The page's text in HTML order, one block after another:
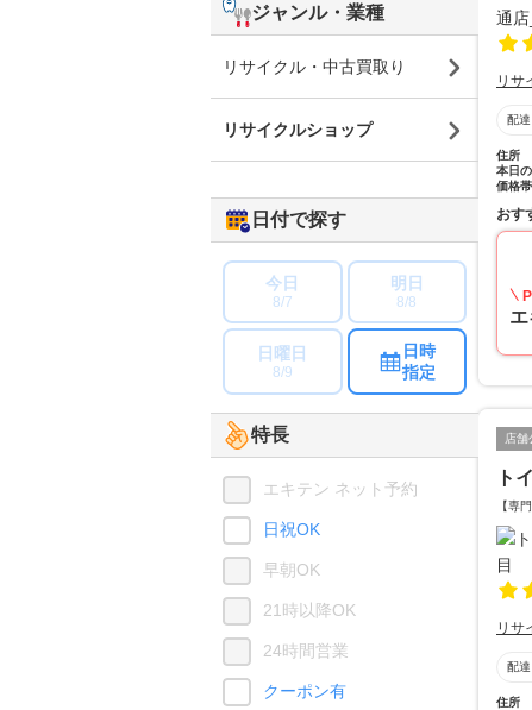
リサ
配
住所
本日
価格帯
おす
店舗
ト
【専
リサ
配
住所
ジャンル・業種
リサイクル・中古買取り
リサイクルショップ
日付で探す
今日
8/7
明日
8/8
日曜日
8/9
日時
指定
特長
エキテン ネット予約
日祝OK
早朝OK
21時以降OK
24時間営業
クーポン有